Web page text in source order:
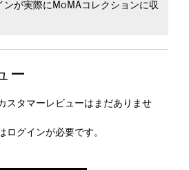
ンが実際にMoMAコレクションに収
ー
スタマーレビューはまだありませ
ログインが必要です。